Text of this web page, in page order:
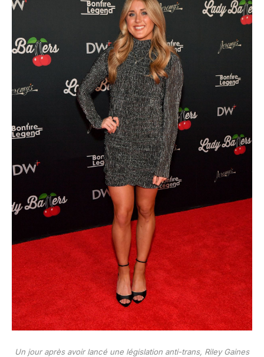
Un jour après avoir lancé une législation anti-trans, Riley Gaines